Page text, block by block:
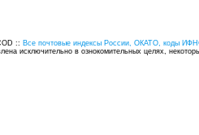
:: Все почтовые индексы России, ОКАТО, коды
исключительно в ознокомительных целях,